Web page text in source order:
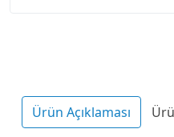
Ürün Açıklaması